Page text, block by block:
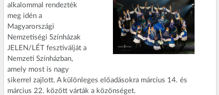
alkalommal rendezték
meg idén a
Magyarországi
Nemzetiségi Színházak
JELEN/LÉT fesztiválját a
Nemzeti Színházban,
amely most is nagy
sikerrel zajlott. A különleges előadásokra március 14. és
március 22. között várták a közönséget.